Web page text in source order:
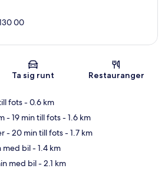
Karta
00
Ta sig runt Restauranger
fots- 0.6 km
- 19 min till fots- 1.6 km
- 20 min till fots- 1.7 km
med bil- 1.4 km
med bil- 2.1 km